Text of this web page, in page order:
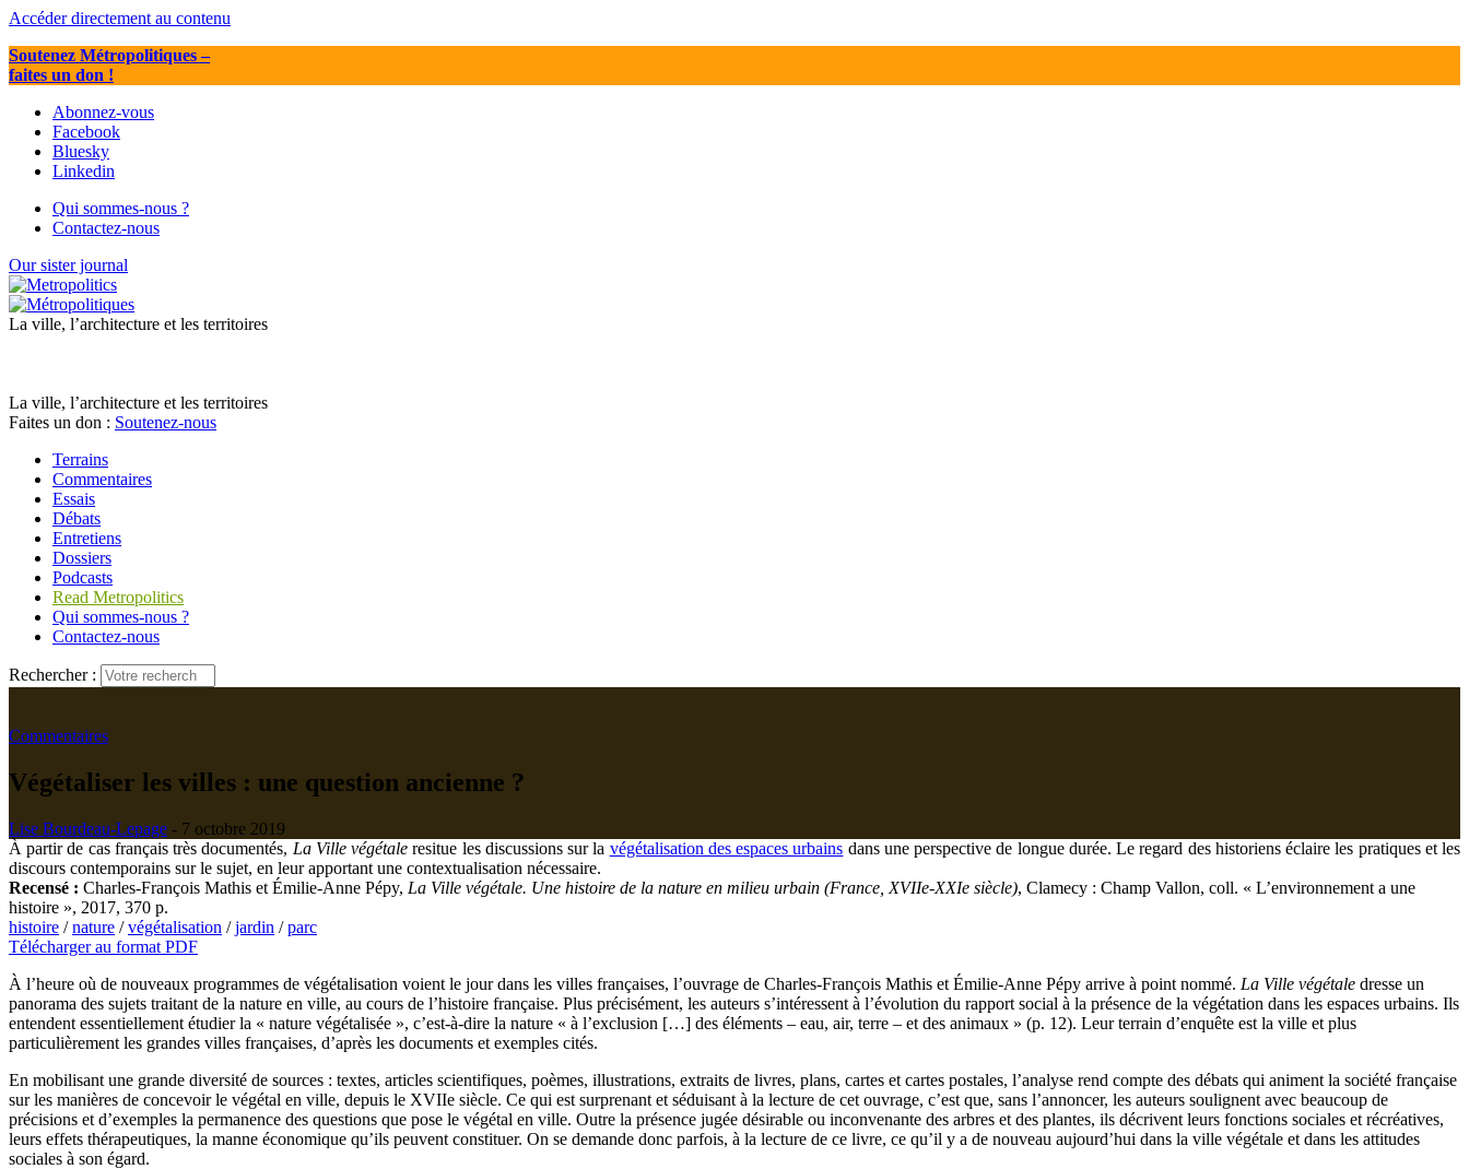
Accéder directement au contenu
Soutenez Métropolitiques–
faites un don !
Abonnez-vous
Facebook
Bluesky
Linkedin
Qui sommes-nous ?
Contactez-nous
Our sister journal
La ville, l’architecture et les territoires
La ville, l’architecture et les territoires
Faites un don : Soutenez-nous
Terrains
Commentaires
Essais
Débats
Entretiens
Dossiers
Podcasts
Read Metropolitics
Qui sommes-nous ?
Contactez-nous
Rechercher :
Commentaires
Végétaliser les villes : une question ancienne ?
Lise Bourdeau-Lepage - 7 octobre 2019
À partir de cas français très documentés, La Ville végétale resitue les discussions sur la végétalisation des espaces urbains dans une perspective de longue durée. Le regard des historiens éclaire les pratiques et les
discours contemporains sur le sujet, en leur apportant une contextualisation nécessaire.
Recensé : Charles-François Mathis et Émilie-Anne Pépy, La Ville végétale. Une histoire de la nature en milieu urbain (France, XVIIe-XXIe siècle), Clamecy : Champ Vallon, coll. « L’environnement a une
histoire », 2017, 370 p.
histoire /nature /végétalisation /jardin /parc
Télécharger au format PDF
À l’heure où de nouveaux programmes de végétalisation voient le jour dans les villes françaises, l’ouvrage de Charles-François Mathis et Émilie-Anne Pépy arrive à point nommé. La Ville végétale dresse un
panorama des sujets traitant de la nature en ville, au cours de l’histoire française. Plus précisément, les auteurs s’intéressent à l’évolution du rapport social à la présence de la végétation dans les espaces urbains. Ils
entendent essentiellement étudier la « nature végétalisée », c’est-à-dire la nature « à l’exclusion […] des éléments – eau, air, terre – et des animaux » (p. 12). Leur terrain d’enquête est la ville et plus
particulièrement les grandes villes françaises, d’après les documents et exemples cités.
En mobilisant une grande diversité de sources : textes, articles scientifiques, poèmes, illustrations, extraits de livres, plans, cartes et cartes postales, l’analyse rend compte des débats qui animent la société française
sur les manières de concevoir le végétal en ville, depuis le XVIIe siècle. Ce qui est surprenant et séduisant à la lecture de cet ouvrage, c’est que, sans l’annoncer, les auteurs soulignent avec beaucoup de
précisions et d’exemples la permanence des questions que pose le végétal en ville. Outre la présence jugée désirable ou inconvenante des arbres et des plantes, ils décrivent leurs fonctions sociales et récréatives,
leurs effets thérapeutiques, la manne économique qu’ils peuvent constituer. On se demande donc parfois, à la lecture de ce livre, ce qu’il y a de nouveau aujourd’hui dans la ville végétale et dans les attitudes
sociales à son égard.